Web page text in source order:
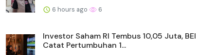
6 hours ago 6
Investor Saham RI Tembus 10,05 Juta, BEI
Catat Pertumbuhan 1...